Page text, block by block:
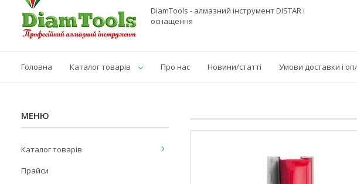
DiamTools - алмазний інструмент DISTAR і
оснащення
Головна Каталог товарів Про нас Новини/статті Умови доставки і
Каталог товарів
Прайси